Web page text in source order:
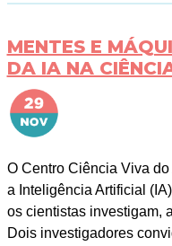
MENTES E
DA IA NA
O Centro Ciência Viva
a Inteligência Artificial
os cientistas investigam,
Dois investigadores